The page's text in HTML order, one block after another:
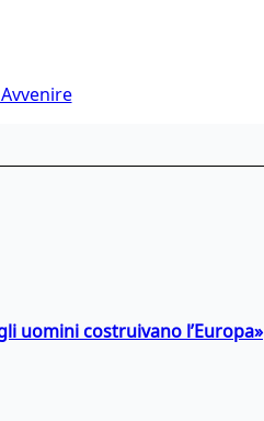
uomini costruivano l’Europa»